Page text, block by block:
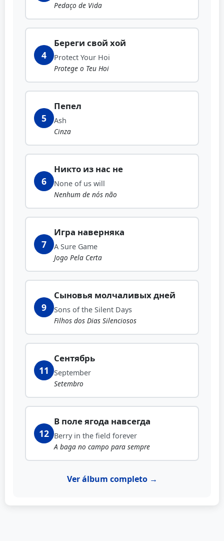
Pedaço de Vida
4
Береги свой хой
Protect Your Hoi
Protege o Teu Hoi
5
Пепел
Ash
Cinza
6
Никто из нас не
None of us will
Nenhum de nós não
7
Игра наверняка
A Sure Game
Jogo Pela Certa
9
Сыновья молчаливых дней
Sons of the Silent Days
Filhos dos Dias Silenciosos
11
Сентябрь
September
Setembro
12
В поле ягода навсегда
Berry in the field forever
A baga no campo para sempre
Ver álbum completo →